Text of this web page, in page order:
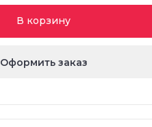
В корзину
Оформить заказ